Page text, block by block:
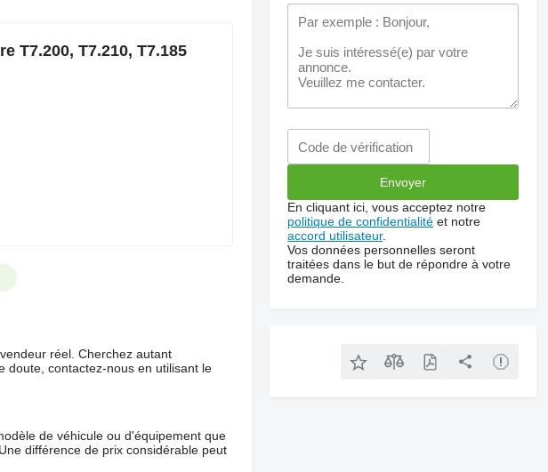
T7.200, T7.210, T7.185
réel. Cherchez autant
doute, contactez-nous en utilisant le
de véhicule ou d'équipement que
différence de prix considérable peut
En cliquant ici, vous acceptez notre
politique de confidentialité et notre
accord utilisateur.
Vos données personnelles seront
traitées dans le but de répondre à votre
demande.